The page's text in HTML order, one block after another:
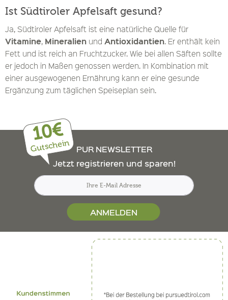
Ist Südtiroler Apfelsaft gesund?
Ja, Südtiroler Apfelsaft ist eine natürliche Quelle für
Vitamine, Mineralien und Antioxidantien. Er enthält kein
Fett und ist reich an Fruchtzucker. Wie bei allen Säften sollte
er jedoch in Maßen genossen werden. In Kombination mit
einer ausgewogenen Ernährung kann er eine gesunde
Ergänzung zum täglichen Speiseplan sein.
10€
Gutschein
PUR NEWSLETTER
Jetzt registrieren und sparen!
ANMELDEN